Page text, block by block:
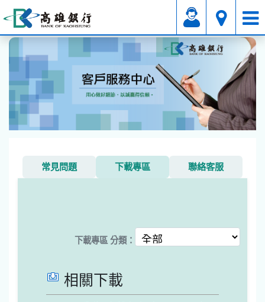
其它 下載專區
常見問題 下載專區 聯絡客服
下載專區 分類：
相關下載